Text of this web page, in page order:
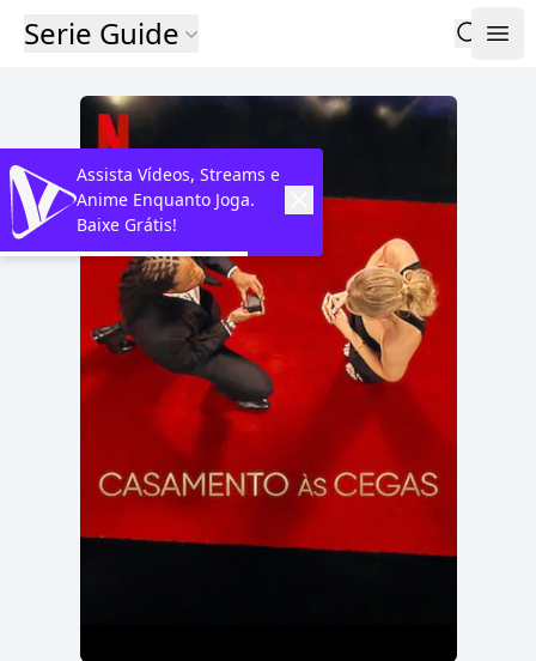
Serie Guide
Assista Vídeos, Streams e
Anime Enquanto Joga.
Baixe Grátis!